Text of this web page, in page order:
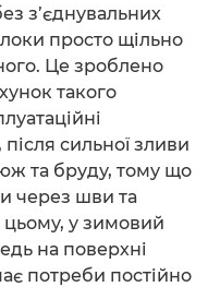
з’єднувальних
просто щільно
Це зроблено
такого
сильної зливи
та бруду, тому що
через шви та
у зимовий
на поверхні
потреби постійно